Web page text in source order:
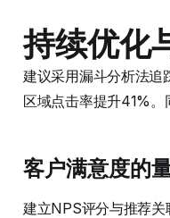
持续优化
建议采用漏斗分析法追
区域点击率提升41%。
客户满意度的
建立NPS评分与推荐